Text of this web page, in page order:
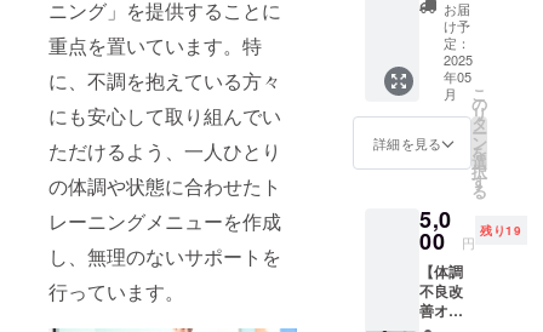
ニング」を提供することに
重点を置いています。特
に、不調を抱えている方々
にも安心して取り組んでい
ただけるよう、一人ひとり
の体調や状態に合わせたト
レーニングメニューを作成
し、無理のないサポートを
行っています。
人を支えた
いと考える
ようにな
り、パーソ
ナルトレー
ナーとなり
トレーナー
としての
キャリア前
半では、運
動だけで健
フォー
マンス
ステー
ション
ANCHO
Rにて体
調不良
改善の
ニング
を受け
ていた
だける
権利で
す。 実
お届
け予
定：
2025
年05
月
詳細を見る
こ
の
リ
タ
ー
ン
を
選
択
す
る
5,0
00 円
残り19
【体調
不良改
善オン